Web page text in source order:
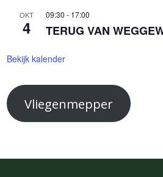
OKT
4
09:30 - 17:00
TERUG VAN
Bekijk kalender
Vliegenmepper